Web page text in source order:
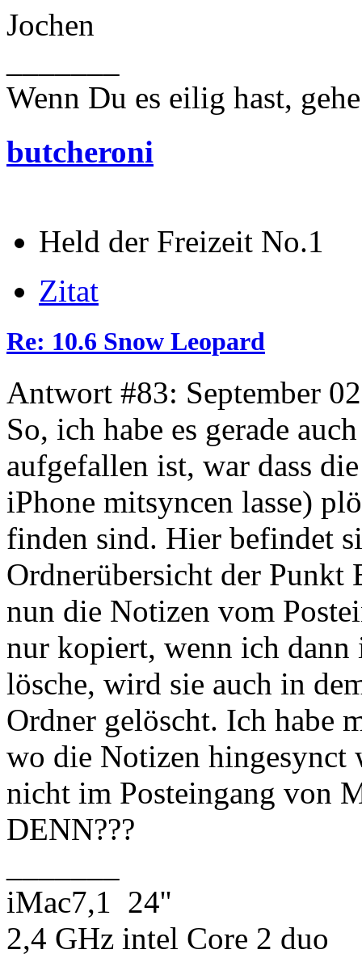
Jochen
Wenn Du es eilig hast,
butcheroni
Held der Freizeit No.1
Zitat
Re: 10.6 Snow Leopard
Antwort #83: September
So, ich habe es gerade
aufgefallen ist, war dass
iPhone mitsyncen lasse)
finden sind. Hier befindet
Ordnerübersicht der Punkt
nun die Notizen vom
nur kopiert, wenn ich
lösche, wird sie auch in
Ordner gelöscht. Ich habe
wo die Notizen hingesynct
nicht im Posteingang von
DENN???
iMac7,1 24''
2,4 GHz intel Core 2 duo